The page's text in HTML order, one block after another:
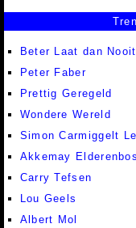
Beter Laat dan Nooit
Peter Faber
Prettig Geregeld
Wondere Wereld
Simon Carmiggelt
Akkemay Elderenbos
Carry Tefsen
Lou Geels
Albert Mol